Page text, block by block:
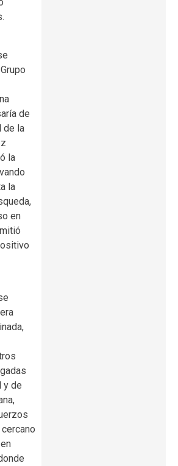
de
de la
la
la
en
y de